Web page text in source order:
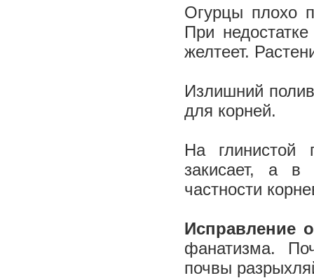
Огурцы плохо
При
желтеет.
Излишний
для корней.
На глинистой
закисает, а в
частности
Исправление
фанатизма.
почвы